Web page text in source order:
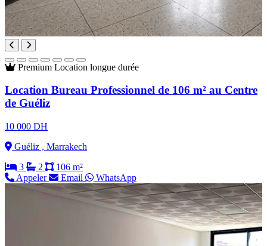
Premium Location longue durée
Location Bureau Professionnel de 106 m² au Centre
de Guéliz
10 000 DH
Guéliz , Marrakech
3
2
106 m²
Appeler
Email WhatsApp